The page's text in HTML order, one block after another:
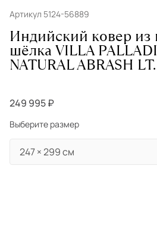
Артикул 5124-56889
Индийский ковер из
шёлка VILLA
NATURAL ABRASH
249 995 ₽
Выберите размер